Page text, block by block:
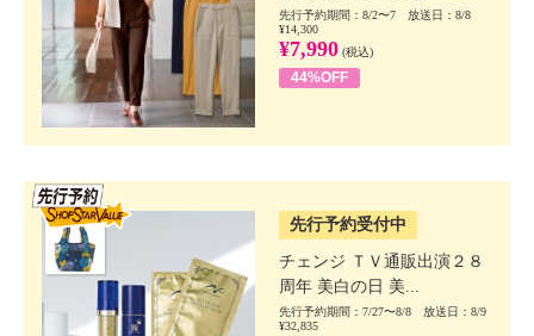
先行予約期間：8/2〜7 放送日：8/8
¥14,300
¥7,990 (税込)
44%OFF
先行予約受付中
チェンジ ＴＶ通販出演２８
周年 美白の日 美...
先行予約期間：7/27〜8/8 放送日：8/9
¥32,835